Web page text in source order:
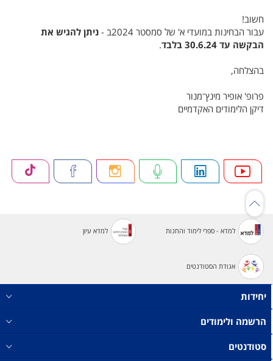
חשוב!
עבור הבחינות במועדי א' של סמסטר 2024ב -
ניתן להגיש את
הבקשה עד 30.6.24 בלבד
.
בהצלחה,
פרופ' אופיר מינץ־מנור
דיקן הלימודים האקדמיים
למדא - ספרי לימוד והחנות למדא עיון
אגודת הסטודנטים
יחידות
הרשמה ולימודים
סטודנטים